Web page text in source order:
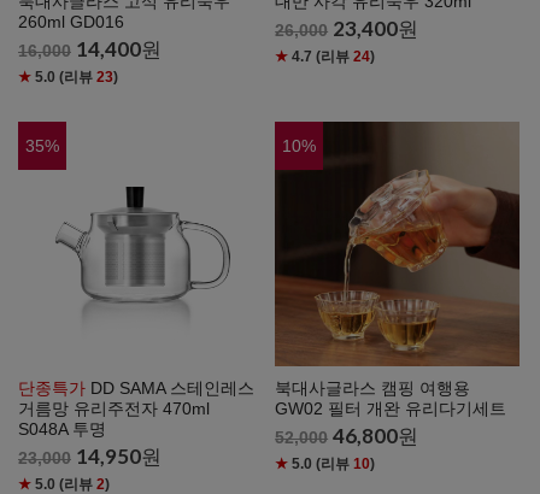
260ml GD016
16,000 14,400원
★ 5.0 (리뷰 23)
26,000 23,400원
★ 4.7 (리뷰24)
35%
단종특가 DD SAMA 스테인레스
거름망 유리주전자 470ml
S048A 투명
23,000 14,950원
★ 5.0 (리뷰 2)
10%
북대사글라스 캠핑 여행용
GW02 필터 개완 유리다기세트
52,000 46,800원
★ 5.0 (리뷰 10)